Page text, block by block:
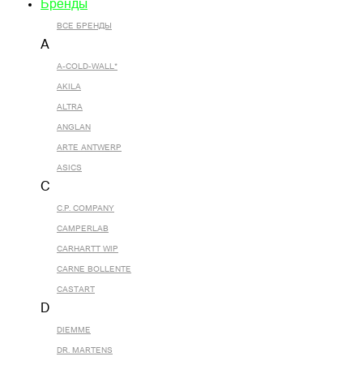
Бренды
ВСЕ БРЕНДЫ
A
A-COLD-WALL*
AKILA
ALTRA
ANGLAN
ARTE ANTWERP
ASICS
C
C.P. COMPANY
CAMPERLAB
CARHARTT WIP
CARNE BOLLENTE
CASTART
D
DIEMME
DR. MARTENS